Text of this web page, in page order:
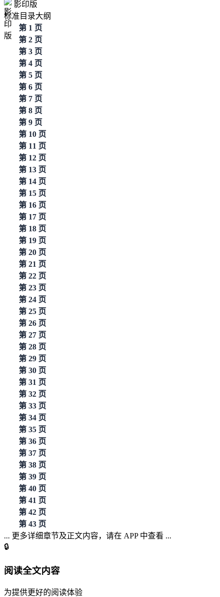
影印版
标准目录大纲
第 1 页
第 2 页
第 3 页
第 4 页
第 5 页
第 6 页
第 7 页
第 8 页
第 9 页
第 10 页
第 11 页
第 12 页
第 13 页
第 14 页
第 15 页
第 16 页
第 17 页
第 18 页
第 19 页
第 20 页
第 21 页
第 22 页
第 23 页
第 24 页
第 25 页
第 26 页
第 27 页
第 28 页
第 29 页
第 30 页
第 31 页
第 32 页
第 33 页
第 34 页
第 35 页
第 36 页
第 37 页
第 38 页
第 39 页
第 40 页
第 41 页
第 42 页
第 43 页
... 更多详细章节及正文内容，请在 APP 中查看 ...
🔒
阅读全文内容
为提供更好的阅读体验